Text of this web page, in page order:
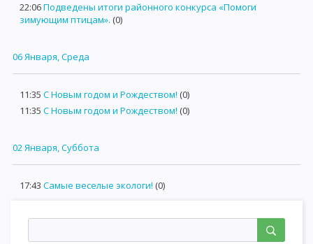
22:06Подведены итоги районного конкурса «Помоги
зимующим птицам». (0)
06 Января, Среда
11:35 С Новым годом и Рождеством! (0)
11:35 С Новым годом и Рождеством! (0)
02 Января, Суббота
17:43 Самые веселые экологи! (0)